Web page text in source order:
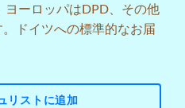
ーロッパはDPD、その他
ドイツへの標準的なお届
リストに追加